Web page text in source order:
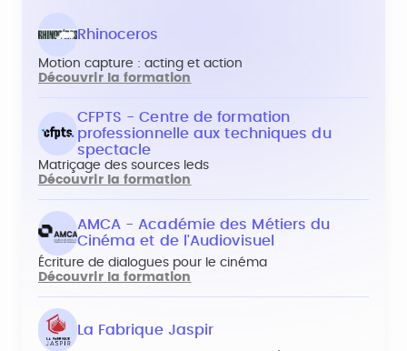
Rhinoceros
Motion capture : acting et action
Découvrir la formation
CFPTS - Centre de formation
professionnelle aux techniques du
spectacle
Matriçage des sources leds
Découvrir la formation
AMCA - Académie des Métiers du
Cinéma et de l'Audiovisuel
Écriture de dialogues pour le cinéma
Découvrir la formation
La Fabrique Jaspir